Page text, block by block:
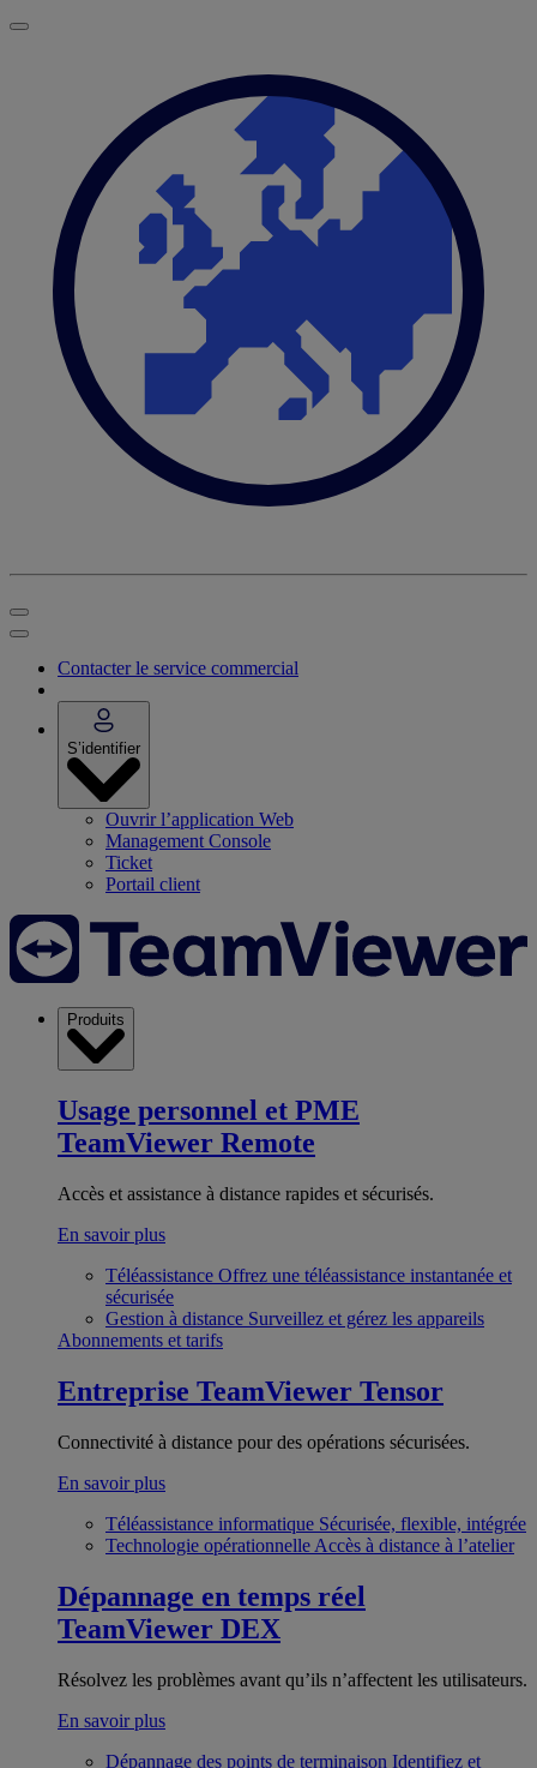
Contacter le service commercial
S’identifier
Ouvrir l’application Web
Management Console
Ticket
Portail client
Produits
Usage personnel et PME
TeamViewer Remote
Accès et assistance à distance rapides et sécurisés.
En savoir plus
Téléassistance Offrez une téléassistance instantanée et
sécurisée
Gestion à distance Surveillez et gérez les appareils
Abonnements et tarifs
Entreprise TeamViewer Tensor
Connectivité à distance pour des opérations sécurisées.
En savoir plus
Téléassistance informatique Sécurisée, flexible, intégrée
Technologie opérationnelle Accès à distance à l’atelier
Dépannage en temps réel
TeamViewer DEX
Résolvez les problèmes avant qu’ils n’affectent les utilisateurs.
En savoir plus
Dépannage des points de terminaison Identifiez et